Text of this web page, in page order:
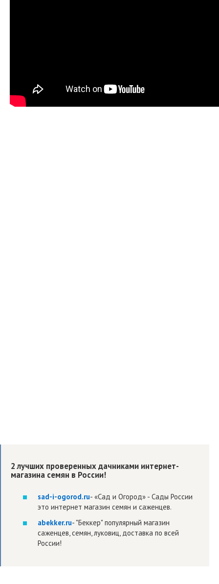
2 лучших проверенных дачниками интернет-
магазина семян в России!
sad-i-ogorod.ru- «Сад и Огород» - Сады России
это интернет магазин семян и саженцев.
abekker.ru- "Беккер" популярный магазин
саженцев, семян, луковиц, доставка по всей
России!